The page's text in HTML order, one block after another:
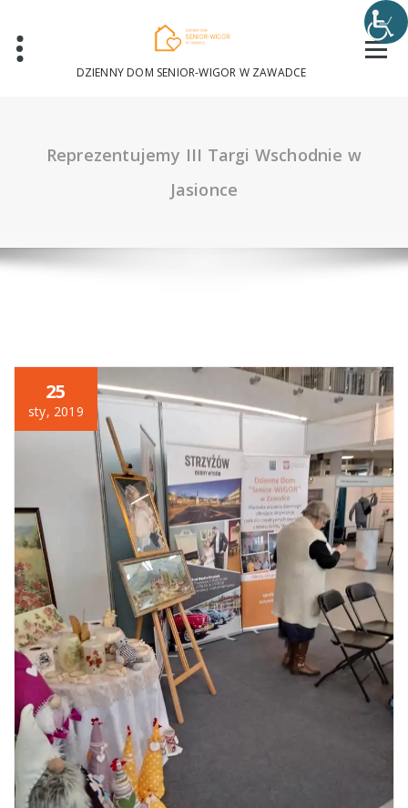
content
DZIENNY DOM SENIOR-WIGOR W ZAWADCE
Reprezentujemy III Targi Wschodnie w
Jasionce
25
sty, 2019